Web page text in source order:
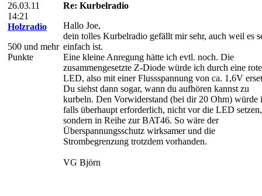
26.03.11
14:21
Holzradio
500 und mehr
Punkte
Re: Kurbelradio
Hallo Joe,
dein tolles Kurbelradio gefällt mir sehr, auch weil es
einfach ist.
Eine kleine Anregung hätte ich evtl. noch. Die
zusammengesetzte Z-Diode würde ich durch eine rote
LED, also mit einer Flussspannung von ca. 1,6V
Du siehst dann sogar, wann du aufhören kannst zu
kurbeln. Den Vorwiderstand (bei dir 20 Ohm) würde
falls überhaupt erforderlich, nicht vor die LED setzen,
sondern in Reihe zur BAT46. So wäre der
Überspannungsschutz wirksamer und die
Strombegrenzung trotzdem vorhanden.
VG Björn